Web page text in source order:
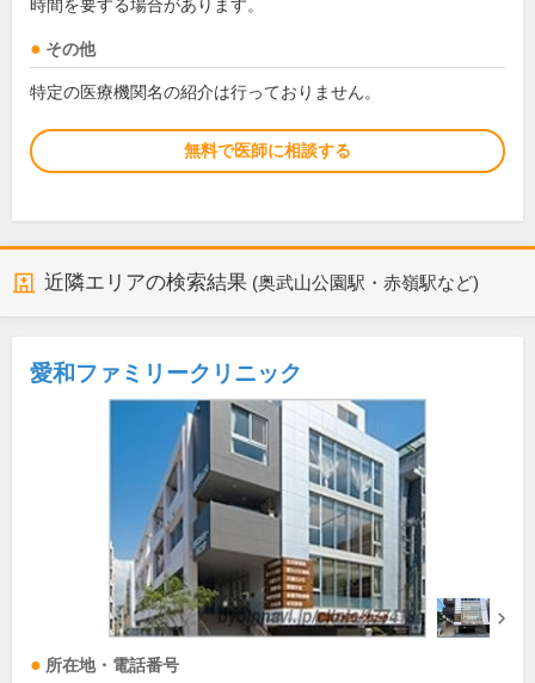
時間を要する場合があります。
その他
特定の医療機関名の紹介は行っておりません。
無料で医師に相談する
近隣エリアの検索結果 (奥武山公園駅・赤嶺駅など)
愛和ファミリークリニック
所在地・電話番号